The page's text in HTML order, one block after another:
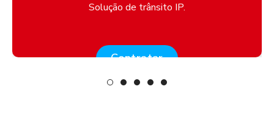
Solução de trânsito IP.
Contratar